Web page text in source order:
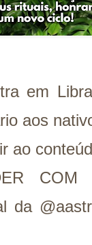
em
aos
ao
da